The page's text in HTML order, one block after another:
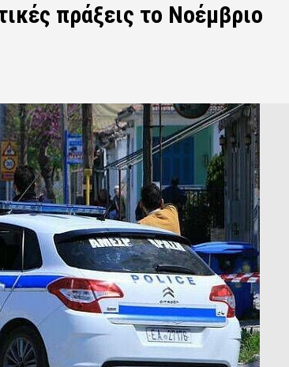
πράξεις το Νοέμβριο